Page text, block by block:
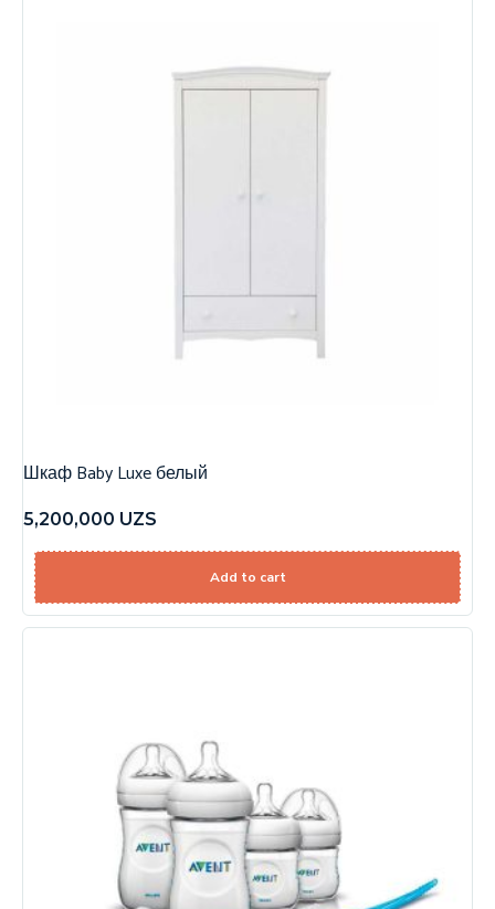
Шкаф Baby Luxe белый
5,200,000 UZS
Add to cart